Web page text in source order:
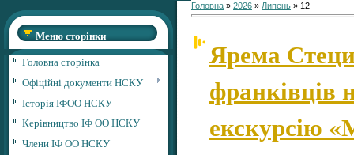
Меню сторінки
Головна сторінка
Офіційні документи НСКУ
Історія ІФОО НСКУ
Керівництво ІФ ОО НСКУ
Члени ІФ ОО НСКУ
Головна » 2026 » Липень » 12
Ярема
франківців
екскурсію